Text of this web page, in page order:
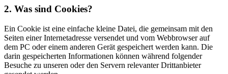
2. Was sind Cookies?
Ein Cookie ist eine einfache kleine Datei, die gemeinsam mit den
Seiten einer Internetadresse versendet und vom Webbrowser auf
dem PC oder einem anderen Gerät gespeichert werden kann. Die
darin gespeicherten Informationen können während folgender
Besuche zu unseren oder den Servern relevanter Drittanbieter